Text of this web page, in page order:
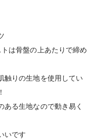
は骨盤の上あたりで締め
触りの生地を使用してい
る生地なので動き易く
いです